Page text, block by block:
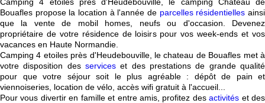
Bouafles propose la location à l'année de parcelles résidentielles ainsi
que la vente de mobil homes, neufs ou d'occasion. Devenez
propriétaire de votre résidence de loisirs pour vos week-ends et vos
vacances en Haute Normandie.
Camping 4 etoiles près d'Heudebouville, le chateau de Bouafles met à
votre disposition des services et des prestations de grande qualité
pour que votre séjour soit le plus agréable : dépôt de pain et
viennoiseries, location de vélo, accès wifi gratuit à l'accueil...
Pour vous divertir en famille et entre amis, profitez desactivités et des